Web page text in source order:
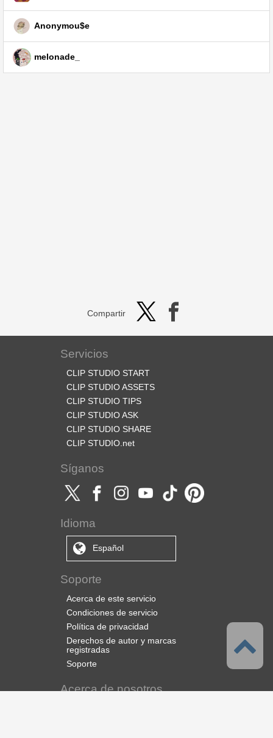
Anonymou$e
melonade_
Compartir
Servicios
CLIP STUDIO START
CLIP STUDIO ASSETS
CLIP STUDIO TIPS
CLIP STUDIO ASK
CLIP STUDIO SHARE
CLIP STUDIO.net
Síganos
Idioma
Español
Soporte
Acerca de este servicio
Condiciones de servicio
Política de privacidad
Derechos de autor y marcas
registradas
Soporte
Acerca de nosotros